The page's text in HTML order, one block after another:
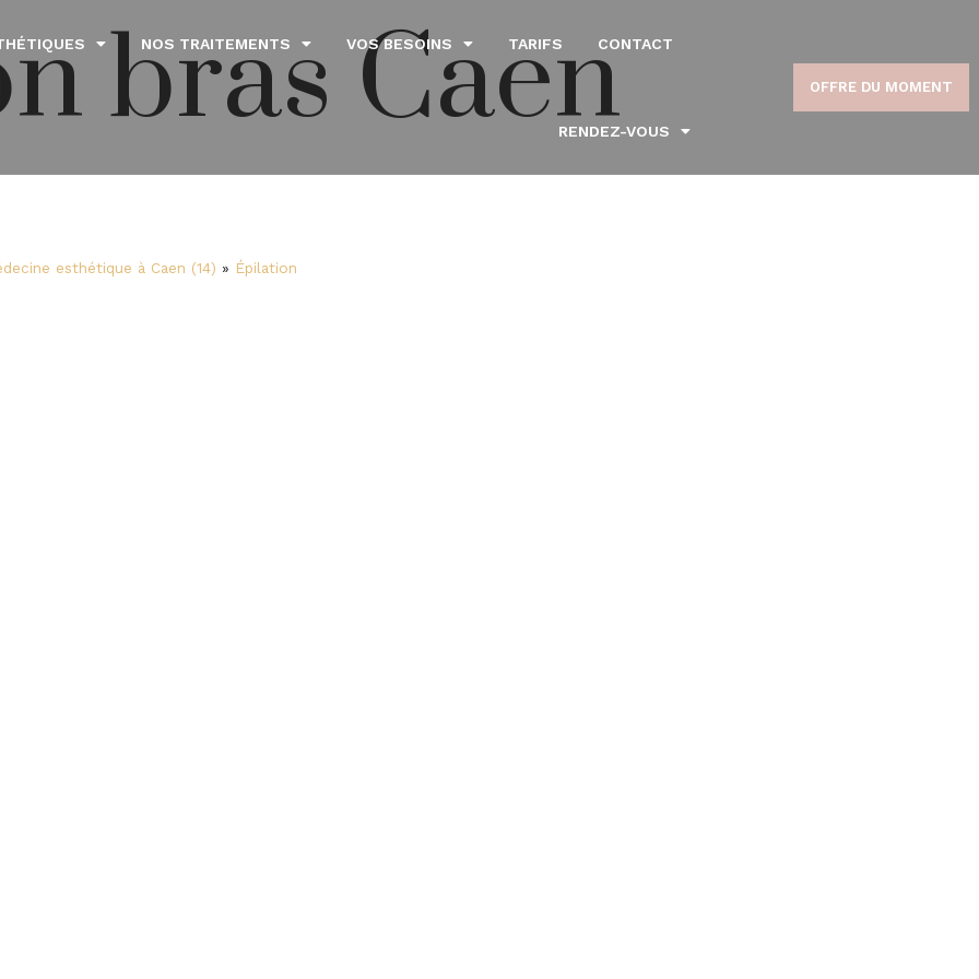
NOS TRAITEMENTS VOS BESOINS TARIFS CONTACT
RENDEZ-VOUS
OFFRE DU MOMENT
bras Caen
esthétique à Caen (14) » Épilation